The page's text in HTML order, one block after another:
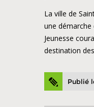
La ville de
une démarche
Jeunesse
destination
Publié